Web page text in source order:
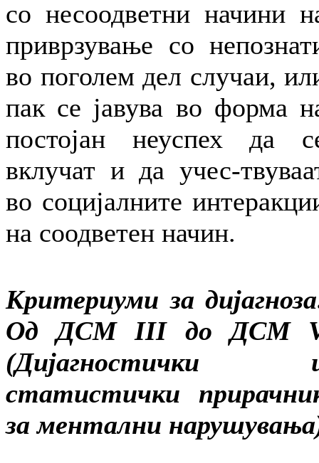
со несоодветни начини
приврзување со
во поголем дел случаи,
пак се јавува во форма
постојан неуспех да
вклучат и да учес-
во социјалните
на соодветен начин.
Критериуми за
Од ДСМ III до ДСМ
(Дијагностички
статистички
за ментални